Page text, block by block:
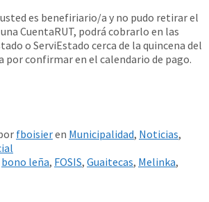
es benefiriario/a y no pudo retirar el
CuentaRUT, podrá cobrarlo en las
o ServiEstado cerca de la quincena del
por confirmar en el calendario de pago.
fboisieren Municipalidad, Noticias,
bono leña, FOSIS, Guaitecas, Melinka,